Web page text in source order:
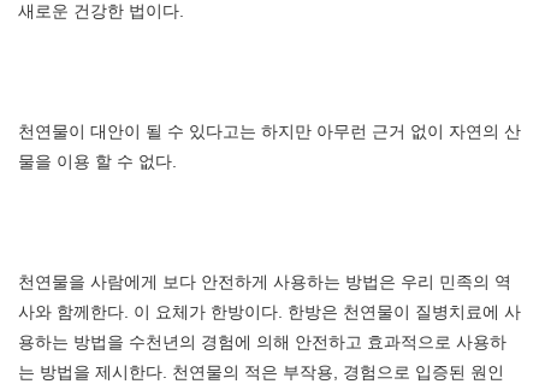
새로운 건강한 법이다.
천연물이 대안이 될 수 있다고는 하지만 아무런 근거 없이 자연의 산
물을 이용 할 수 없다.
천연물을 사람에게 보다 안전하게 사용하는 방법은 우리 민족의 역
사와 함께한다. 이 요체가 한방이다. 한방은 천연물이 질병치료에 사
용하는 방법을 수천년의 경험에 의해 안전하고 효과적으로 사용하
는 방법을 제시한다. 천연물의 적은 부작용, 경험으로 입증된 원인